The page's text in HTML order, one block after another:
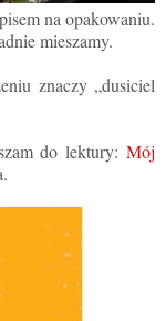
na opakowaniu.
mieszamy.
znaczy „dusiciel
do lektury: Mój